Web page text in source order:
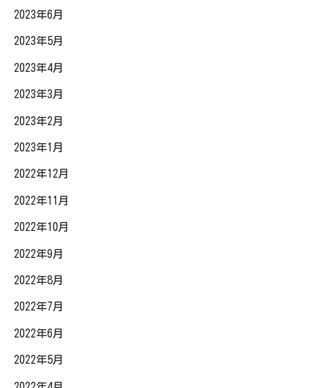
2023年6月
2023年5月
2023年4月
2023年3月
2023年2月
2023年1月
2022年12月
2022年11月
2022年10月
2022年9月
2022年8月
2022年7月
2022年6月
2022年5月